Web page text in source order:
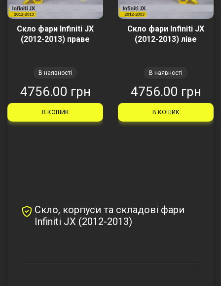
Скло фари Infiniti JX
(2012-2013) праве
В наявності
4756.00 грн
В КОШИК
Скло фари Infiniti JX
(2012-2013) ліве
В наявності
4756.00 грн
В КОШИК
Скло, корпуси та складові фари
Infiniti JX (2012-2013)